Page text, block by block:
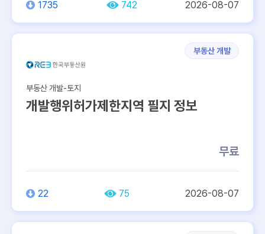
1735 742 2026-08-07
부동산 개발
부동산 개발-토지
개발행위허가제한지역 필지 정보
무료
22 75 2026-08-07